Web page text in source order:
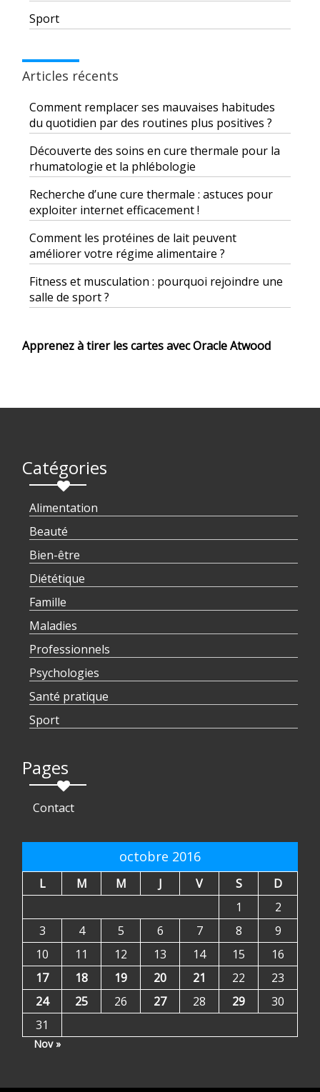
Sport
Articles récents
Comment remplacer ses mauvaises habitudes
du quotidien par des routines plus positives ?
Découverte des soins en cure thermale pour la
rhumatologie et la phlébologie
Recherche d’une cure thermale : astuces pour
exploiter internet efficacement !
Comment les protéines de lait peuvent
améliorer votre régime alimentaire ?
Fitness et musculation : pourquoi rejoindre une
salle de sport ?
Apprenez à tirer les cartes avec Oracle Atwood
Catégories
Alimentation
Beauté
Bien-être
Diététique
Famille
Maladies
Professionnels
Psychologies
Santé pratique
Sport
Pages
Contact
octobre 2016
L M M J V S
D
1
2
3
4 5 6 7 8
9
10
11 12 13 14 15
16
17
18 19 20 21 22
23
24
25 26 27 28 29
30
31
Nov »